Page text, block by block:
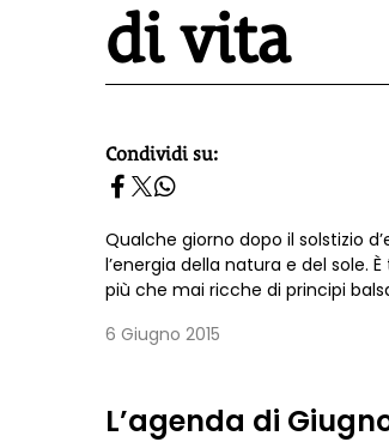
di vita
homepage h2
Condividi su:
Qualche giorno dopo il solstizio
l’energia della natura e del sole.
più che mai ricche di principi
6 Giugno 2015
L’agenda di